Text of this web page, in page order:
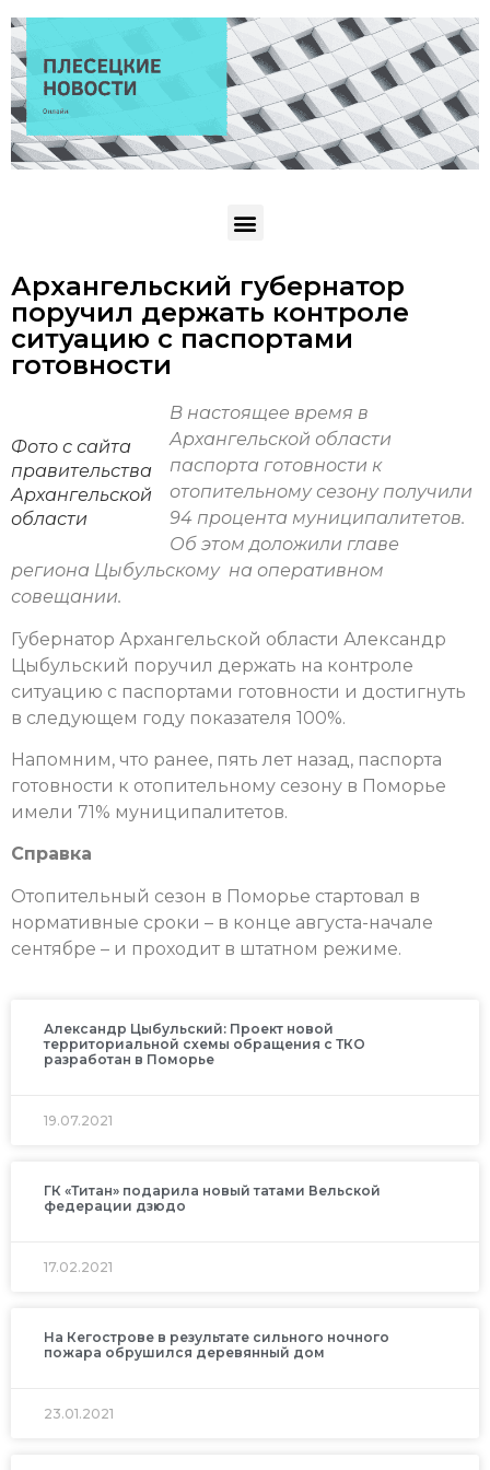
Архангельский губернатор
поручил держать контроле
ситуацию с паспортами
готовности
Фото с сайта
правительства
Архангельской
области
В настоящее время в
Архангельской области
паспорта готовности к
отопительному сезону получили
94 процента муниципалитетов.
Об этом доложили главе
региона Цыбульскому на оперативном
совещании.
Губернатор Архангельской области Александр
Цыбульский поручил держать на контроле
ситуацию с паспортами готовности и достигнуть
в следующем году показателя 100%.
Напомним, что ранее, пять лет назад, паспорта
готовности к отопительному сезону в Поморье
имели 71% муниципалитетов.
Справка
Отопительный сезон в Поморье стартовал в
нормативные сроки – в конце августа-начале
сентябре – и проходит в штатном режиме.
Александр Цыбульский: Проект новой
территориальной схемы обращения с ТКО
разработан в Поморье
19.07.2021
ГК «Титан» подарила новый татами Вельской
федерации дзюдо
17.02.2021
На Кегострове в результате сильного ночного
пожара обрушился деревянный дом
23.01.2021